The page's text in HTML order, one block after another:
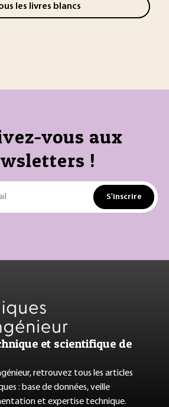
les livres blancs
vous aux
!
S'inscrire
et scientifique de
retrouvez tous les articles
: base de données, veille
et expertise technique.